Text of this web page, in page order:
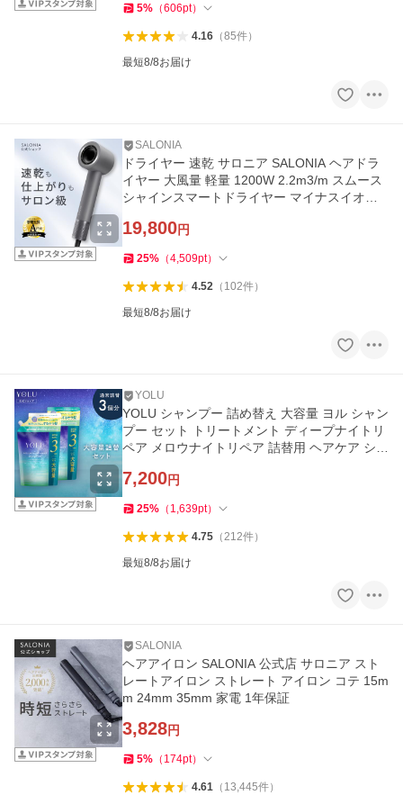
5% （606pt）
4.16（85件）
最短8/8お届け
SALONIA
ドライヤー 速乾 サロニア SALONIA ヘアドラ
イヤー 大風量 軽量 1200W 2.2m3/m スムース
シャインスマートドライヤー マイナスイオン
19,800円
25% （4,509pt）
4.52（ 102件）
最短8/8お届け
YOLU
YOLU シャンプー 詰め替え 大容量 ヨル シャン
プー セット トリートメント ディープナイトリ
ペア メロウナイトリペア 詰替用 ヘアケア シャ
7,200円
25% （ 1,639pt）
4.75（212件）
最短8/8お届け
SALONIA
ヘアアイロン SALONIA 公式店 サロニア スト
レートアイロン ストレート アイロン コテ 15m
m 24mm 35mm 家電 1年保証
3,828円
5% （ 174pt）
4.61（ 13,445件）